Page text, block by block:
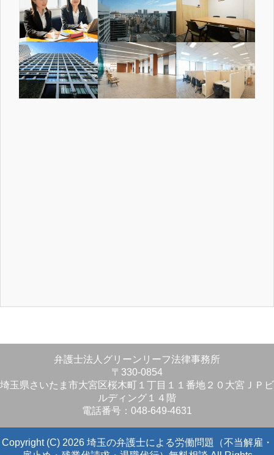
弁護士法人グリーンリーフ法律事務所
〒330-0854
埼玉県さいたま市大宮区桜木町１丁目１１番地２０大宮ＪＰビ
ルディング１４階
電話番号：048-649-4631
Copyright (C) 2026 埼玉の弁護士による労働問題（不当解雇・